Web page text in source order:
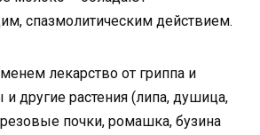
спазмолитическим действием.
лекарство от гриппа и
другие растения (липа, душица,
почки, ромашка, бузина